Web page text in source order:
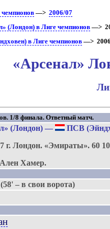
—> 2006/07
(Лондон) в Лиге чемпионов—>
в Лиге чемпионов—>
«Арсенал»
1/8 финала. Ответный матч.
(Лондон) — ПСВ
г.Лондон. «Эмираты».60
Ален Хамер.
– в свои ворота)